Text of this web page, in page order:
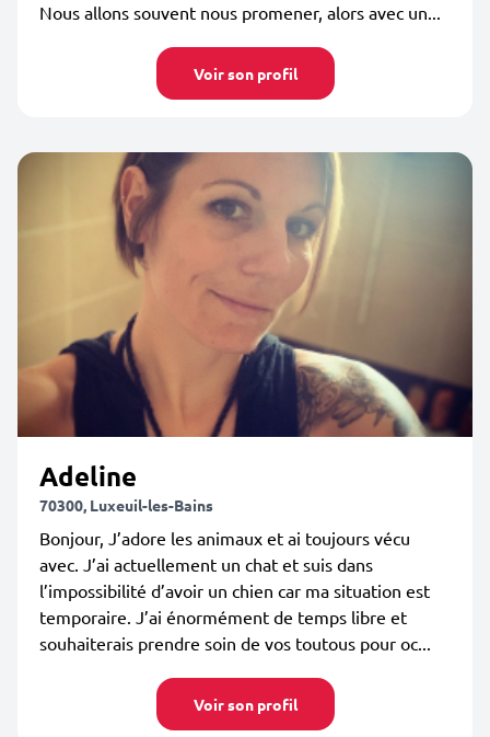
Nous allons souvent nous promener, alors avec un...
Voir son profil
Adeline
70300, Luxeuil-les-Bains
Bonjour, J’adore les animaux et ai toujours vécu
avec. J’ai actuellement un chat et suis dans
l’impossibilité d’avoir un chien car ma situation est
temporaire. J’ai énormément de temps libre et
souhaiterais prendre soin de vos toutous pour oc...
Voir son profil